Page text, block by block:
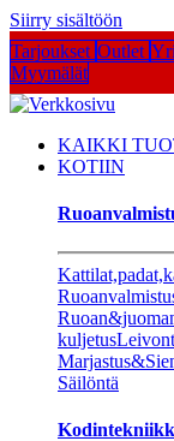
Siirry sisältöön
Tarjoukset Outlet
Myymälät
KAIKKI
KOTIIN
kuljetus
Säilöntä